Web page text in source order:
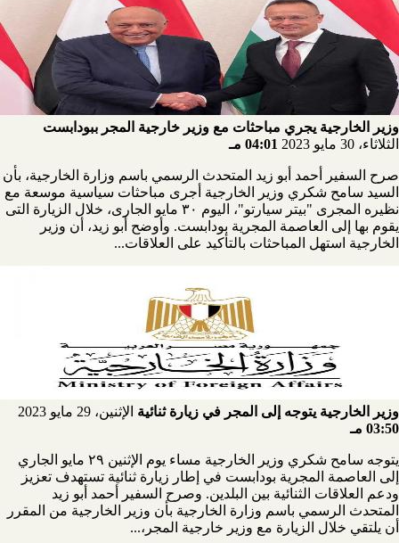
وزير الخارجية يجري مباحثات مع وزير خارجية المجر ببودابست
الثلاثاء، 30 مايو 2023
04:01 مـ
صرح السفير أحمد أبو زيد المتحدث الرسمي باسم وزارة الخارجية، بأن
السيد سامح شكري وزير الخارجية أجرى مباحثات سياسية موسعة مع
نظيره المجرى "بيتر سيارتو"، اليوم ٣٠ مايو الجارى، خلال الزيارة التى
يقوم بها إلى العاصمة المجرية بودابست. وأوضح أبو زيد، أن وزير
الخارجية استهل المباحثات بالتأكيد على العلاقات...
وزير الخارجية يتوجه إلى المجر في زيارة ثنائية الإثنين، 29 مايو 2023
03:50 مـ
يتوجه سامح شكري وزير الخارجية مساء يوم الإثنين ٢٩ مايو الجاري
إلى العاصمة المجرية بودابست في إطار زيارة ثنائية تستهدف تعزيز
ودعم العلاقات الثنائية بين البلدين. وصرح السفير أحمد أبو زيد
المتحدث الرسمي باسم وزارة الخارجية بأن وزير الخارجية من المقرر
أن يلتقي خلال الزيارة مع وزير خارجية المجر،...